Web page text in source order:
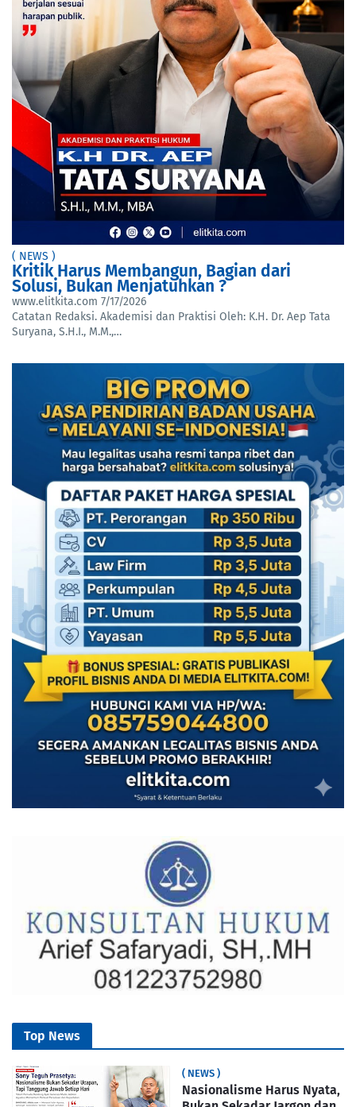
( NEWS )
Kritik Harus Membangun, Bagian dari
Solusi, Bukan Menjatuhkan ?
www.elitkita.com 7/17/2026
Catatan Redaksi. Akademisi dan Praktisi Oleh: K.H. Dr. Aep Tata
Suryana, S.H.I., M.M.,…
Top News
( NEWS )
Nasionalisme Harus Nyata,